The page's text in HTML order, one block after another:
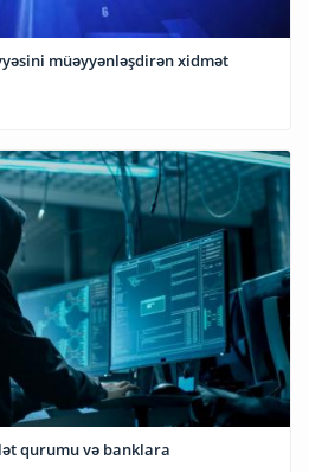
müəyyənləşdirən xidmət
qurumu və banklara